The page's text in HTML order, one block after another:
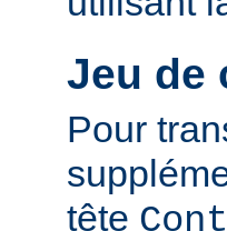
Jeu de
Pour
tête